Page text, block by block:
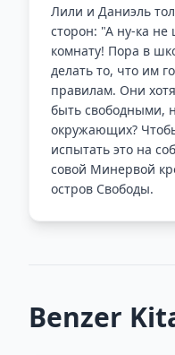
Лили и Даниэль
сторон: "А ну-ка
комнату! Пора в
делать то, что им
правилам. Они
быть свободными,
окружающих?
испытать это на
совой Минервой
остров Свободы.
Benzer